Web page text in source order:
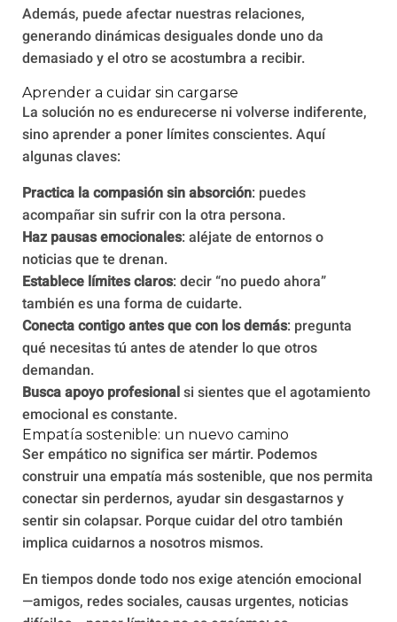
Además, puede afectar nuestras relaciones,
generando dinámicas desiguales donde uno da
demasiado y el otro se acostumbra a recibir.
Aprender a cuidar sin cargarse
La solución no es endurecerse ni volverse indiferente,
sino aprender a poner límites conscientes. Aquí
algunas claves:
Practica la compasión sin absorción: puedes
acompañar sin sufrir con la otra persona.
Haz pausas emocionales: aléjate de entornos o
noticias que te drenan.
Establece límites claros: decir “no puedo ahora”
también es una forma de cuidarte.
Conecta contigo antes que con los demás: pregunta
qué necesitas tú antes de atender lo que otros
demandan.
Busca apoyo profesionalsi sientes que el agotamiento
emocional es constante.
Empatía sostenible: un nuevo camino
Ser empático no significa ser mártir. Podemos
construir una empatía más sostenible, que nos permita
conectar sin perdernos, ayudar sin desgastarnos y
sentir sin colapsar. Porque cuidar del otro también
implica cuidarnos a nosotros mismos.
En tiempos donde todo nos exige atención emocional
—amigos, redes sociales, causas urgentes, noticias